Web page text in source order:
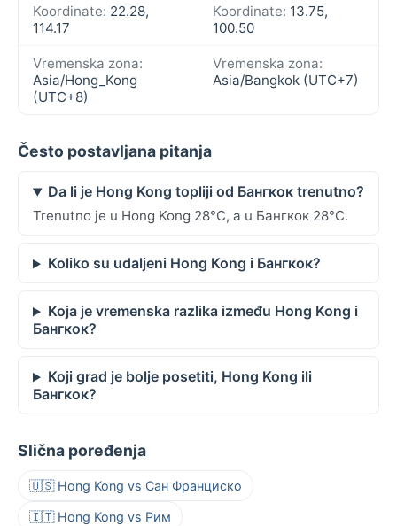
Koordinate: 22.28,
114.17
Koordinate: 13.75,
100.50
Vremenska zona:
Asia/Hong_Kong
(UTC+8)
Vremenska zona:
Asia/Bangkok (UTC+7)
Često postavljana pitanja
Da li je Hong Kong topliji od Бангкок trenutno?
Trenutno je u Hong Kong 28°C, a u Бангкок 28°C.
Koliko su udaljeni Hong Kong i Бангкок?
Koja je vremenska razlika između Hong Kong i
Бангкок?
Koji grad je bolje posetiti, Hong Kong ili
Бангкок?
Slična poređenja
🇺🇸 Hong Kong vs Сан Франциско
🇮🇹 Hong Kong vs Рим